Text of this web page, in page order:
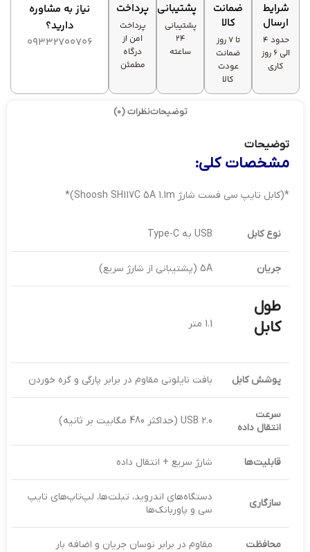
طول
بهینه
متری برای
استفاده
راحت در هر
کار)
USB 2.0
(480
شرایط
ارسال
حدود 4
الی 6 روز
کاری
ضمانت
کالا
تا ۷ روز
ضمانت
عودت
کالا
پشتیبانی
پشتیبانی
۲۴
ساعته
پرداخت
پرداخت
امن از
درگاه
مطمئن
نیاز به مشاوره
دارید؟
09332700706
توضیحاتنظرات (0)
توضیحات
مشخصات کلی:
*(کابل تایپ سی فست شارژ Shoosh SH117C 5A 1.1m)*
نوع کابل USB به Type-C
جریان 5A (پشتیبانی از شارژ سریع)
طول
کابل
1.1 متر
پوشش کابل بافت نایلونی مقاوم در برابر پارگی و گره خوردن
سرعت
انتقال داده
USB 2.0 (حداکثر 480 مگابیت بر ثانیه)
قابلیت‌ها شارژ سریع + انتقال داده
سازگاری
دستگاه‌های اندروید، تبلت‌ها، لپ‌تاپ‌های تایپ
سی و پاوربانک‌ها
محافظت مقاوم در برابر نوسان جریان و اضافه بار